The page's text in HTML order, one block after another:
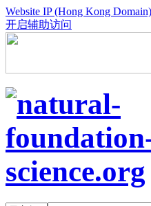
Website IP (Hong Kong
开启辅助访问